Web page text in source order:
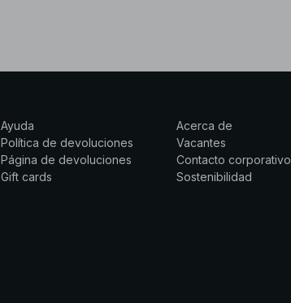
Ayuda
Política de devoluciones
Página de devoluciones
Gift cards
Acerca de
Vacantes
Contacto corporativo
Sostenibilidad